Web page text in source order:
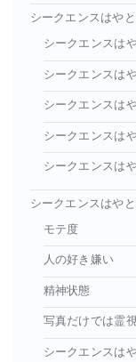
シークエンスはや
シークエンスは
シークエンスは
シークエンスは
シークエンスは
シークエンスは
シークエンスはや
モテ度
人の好き嫌い
精神状態
写真だけでは霊
シークエンスは